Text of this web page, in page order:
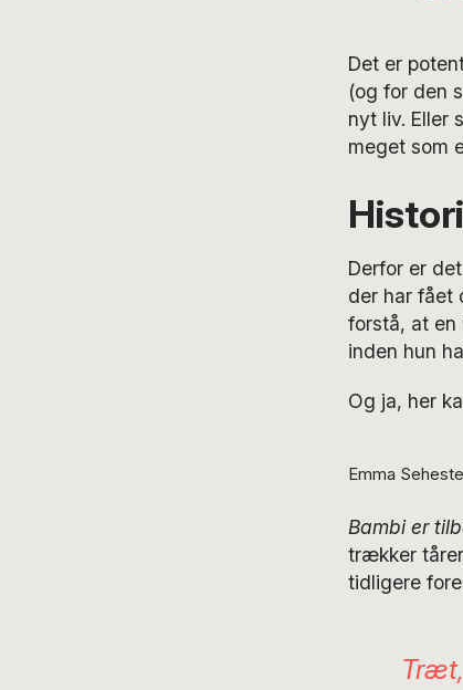
Det er
(og for den
nyt liv. Eller
meget som
Derfor er
der har fået
forstå, at en
inden hun
Og ja, her
Emma
Bambi er
trækker
tidligere